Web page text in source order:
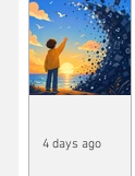
4 days ago